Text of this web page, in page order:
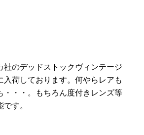
社のデッドストックヴィンテージ
入荷しております。何やらレアも
・・・。もちろん度付きレンズ等
す。